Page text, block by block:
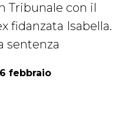
Tribunale con il
fidanzata Isabella.
sentenza
febbraio